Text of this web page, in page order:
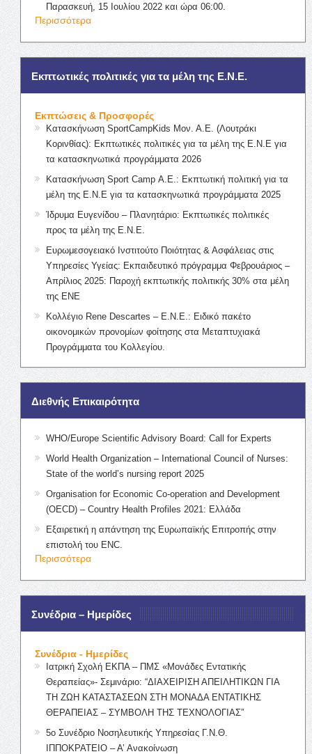
Παρασκευή, 15 Ιουλίου 2022 και ώρα 06:00.
Περισσότερα
Εκπτωτικές πολιτικές για τα μέλη της Ε.Ν.Ε.
Εκπτώσεις & Προσφορές
Κατασκήνωση SportCampKids Μον. Α.Ε. (Λουτράκι
Κορινθίας): Εκπτωτικές πολιτικές για τα μέλη της Ε.Ν.Ε για
τα κατασκηνωτικά προγράμματα 2026
Κατασκήνωση Sport Camp Α.Ε.: Εκπτωτική πολιτική για τα
μέλη της Ε.Ν.Ε για τα κατασκηνωτικά προγράμματα 2025
Ίδρυμα Ευγενίδου – Πλανητάριο: Εκπτωτικές πολιτικές
προς τα μέλη της Ε.Ν.Ε.
Ευρωμεσογειακό Ινστιτούτο Ποιότητας & Ασφάλειας στις
Υπηρεσίες Υγείας: Εκπαιδευτικό πρόγραμμα Φεβρουάριος –
Απρίλιος 2025: Παροχή εκπτωτικής πολιτικής 30% στα μέλη
της ΕΝΕ
Κολλέγιο Rene Descartes – Ε.Ν.Ε.: Ειδικό πακέτο
οικονομικών προνομίων φοίτησης στα Μεταπτυχιακά
Προγράμματα του Κολλεγίου.
Διεθνής Επικαιρότητα
WHO/Europe Scientific Advisory Board: Call for Experts
World Health Organization – International Council of Nurses:
State of the world’s nursing report 2025
Organisation for Economic Co-operation and Development
(OECD) – Country Health Profiles 2021: Ελλάδα
Εξαιρετική η απάντηση της Ευρωπαϊκής Επιτροπής στην
επιστολή του ENC.
Περισσότερα
Συνέδρια – Ημερίδες
Συνέδρια - Ημερίδες
Ιατρική Σχολή ΕΚΠΑ – ΠΜΣ «Μονάδες Εντατικής
Θεραπείας»- Σεμινάριο: “ΔΙΑΧΕΙΡΙΣΗ ΑΠΕΙΛΗΤΙΚΩΝ ΓΙΑ
ΤΗ ΖΩΗ ΚΑΤΑΣΤΑΣΕΩΝ ΣΤΗ ΜΟΝΑΔΑ ΕΝΤΑΤΙΚΗΣ
ΘΕΡΑΠΕΙΑΣ – ΣΥΜΒΟΛΗ ΤΗΣ ΤΕΧΝΟΛΟΓΙΑΣ”
5ο Συνέδριο Νοσηλευτικής Υπηρεσίας Γ.Ν.Θ.
ΙΠΠΟΚΡΑΤΕΙΟ – Α’ Ανακοίνωση